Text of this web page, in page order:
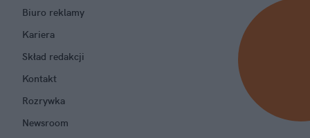
Biuro reklamy
Kariera
Skład redakcji
Kontakt
Rozrywka
Newsroom